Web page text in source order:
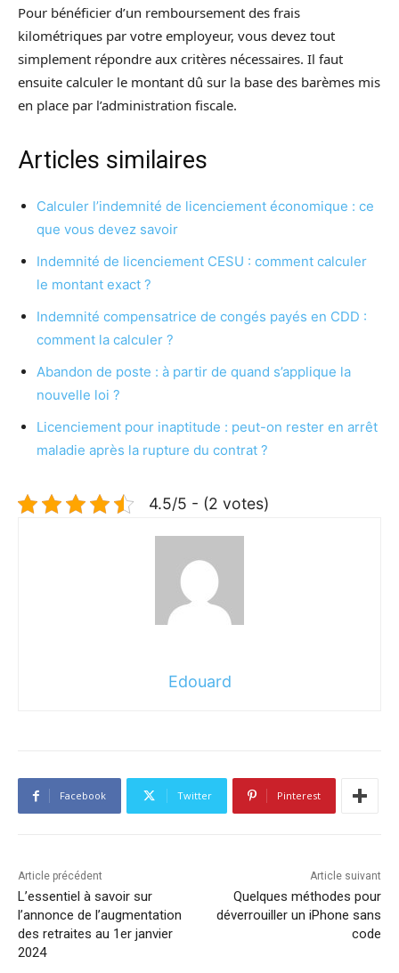
Pour bénéficier d’un remboursement des frais
kilométriques par votre employeur, vous devez tout
simplement répondre aux critères nécessaires. Il faut
ensuite calculer le montant dû sur la base des barèmes mis
en place par l’administration fiscale.
Articles similaires
Calculer l’indemnité de licenciement économique : ce
que vous devez savoir
Indemnité de licenciement CESU : comment calculer
le montant exact ?
Indemnité compensatrice de congés payés en CDD :
comment la calculer ?
Abandon de poste : à partir de quand s’applique la
nouvelle loi ?
Licenciement pour inaptitude : peut-on rester en arrêt
maladie après la rupture du contrat ?
4.5/5 - (2 votes)
Edouard
Facebook Twitter Pinterest
Article précédent
L’essentiel à savoir sur
l’annonce de l’augmentation
des retraites au 1er janvier
2024
Article suivant
Quelques méthodes pour
déverrouiller un iPhone sans
code